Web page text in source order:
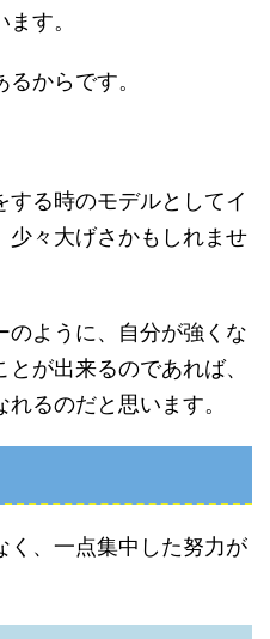
す。
からです。
する時のモデルとしてイ
少々大げさかもしれませ
のように、自分が強くな
が出来るのであれば、
るのだと思います。
く、一点集中した努力が